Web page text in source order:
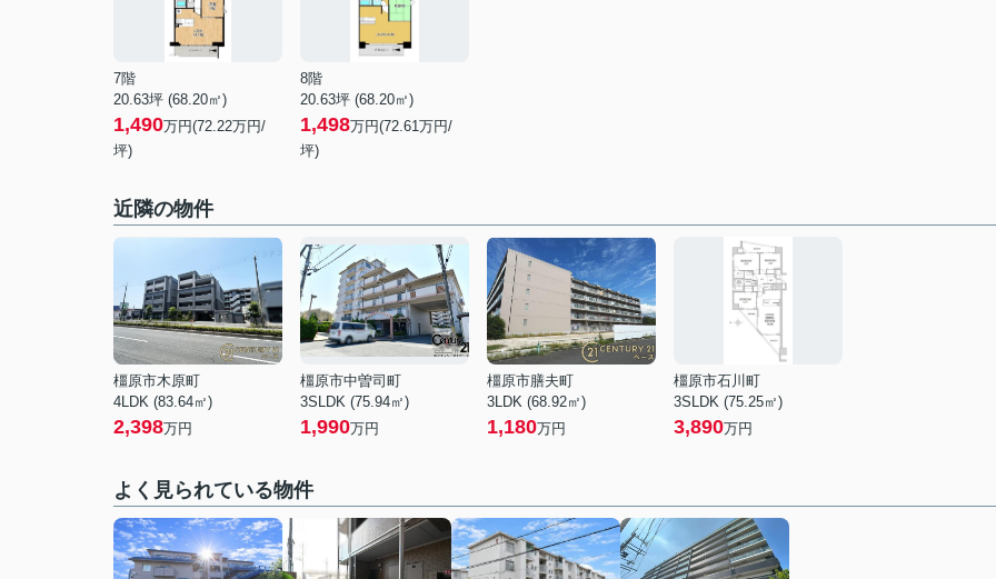
7階
20.63坪 (68.20㎡)
1,490万円(72.22万円/
坪)
8階
20.63坪 (68.20㎡)
1,498万円(72.61万円/
坪)
近隣の物件
橿原市木原町
4LDK (83.64㎡)
2,398万円
橿原市中曽司町
3SLDK (75.94㎡)
1,990万円
橿原市膳夫町
3LDK (68.92㎡)
1,180万円
橿原市石川町
3SLDK (75.25㎡)
3,890万円
よく見られている物件